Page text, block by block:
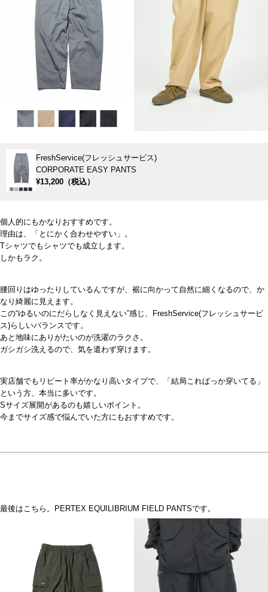
FreshService(フレッシュサービス)
CORPORATE EASY PANTS
¥13,200（税込）
個人的にもかなりおすすめです。
理由は、「とにかく合わせやすい」。
Tシャツでもシャツでも成立します。
しかもラク。
腰回りはゆったりしているんですが、裾に向かって自然に細くなるので、か
なり綺麗に見えます。
この“ゆるいのにだらしなく見えない”感じ、FreshService(フレッシュサービ
ス)らしいバランスです。
あと地味にありがたいのが洗濯のラクさ。
ガシガシ洗えるので、気を遣わず穿けます。
実店舗でもリピート率がかなり高いタイプで、「結局こればっか穿いてる」
という方、本当に多いです。
Sサイズ展開があるのも嬉しいポイント。
今までサイズ感で悩んでいた方にもおすすめです。
最後はこちら。PERTEX EQUILIBRIUM FIELD PANTSです。